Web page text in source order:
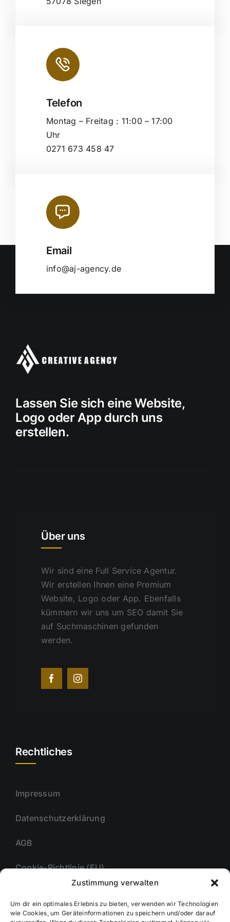
Zustimmung verwalten
Um dir ein optimales Erlebnis zu bieten, verwenden wir Technologien
wie Cookies, um Geräteinformationen zu speichern und/oder darauf
Telefon
Montag – Freitag : 11:00 – 17:00
Uhr
0271 673 458 47
Email
info@aj-agency.de
Lassen Sie sich eine Website,
Logo oder App durch uns
erstellen.
Über uns
Wir sind eine Full Service Agentur.
Wir erstellen Ihnen eine Premium
Website, Logo oder App. Ebenfalls
kümmern wir uns um SEO damit Sie
auf Suchmaschinen gefunden
werden.
Rechtliches
Impressum
Datenschutzerklärung
AGB
Cookie-Richtlinie (EU)
Unternehmmen